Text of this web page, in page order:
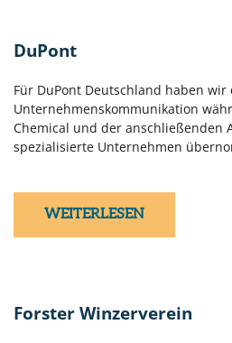
DuPont
Für DuPont Deutschland haben wir
Unternehmenskommunikation
Chemical und der anschließenden
spezialisierte Unternehmen
WEITERLESEN
Forster Winzerverein